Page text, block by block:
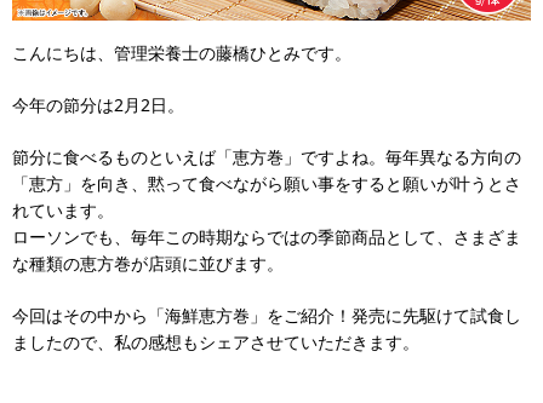
こんにちは、管理栄養士の藤橋ひとみです。
今年の節分は2月2日。
節分に食べるものといえば「恵方巻」ですよね。毎年異なる方向の
「恵方」を向き、黙って食べながら願い事をすると願いが叶うとさ
れています。
ローソンでも、毎年この時期ならではの季節商品として、さまざま
な種類の恵方巻が店頭に並びます。
今回はその中から「海鮮恵方巻」をご紹介！発売に先駆けて試食し
ましたので、私の感想もシェアさせていただきます。